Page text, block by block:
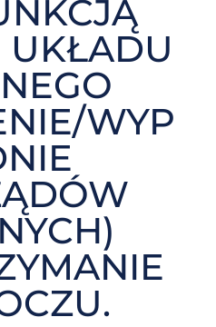
UKŁADU
WYP